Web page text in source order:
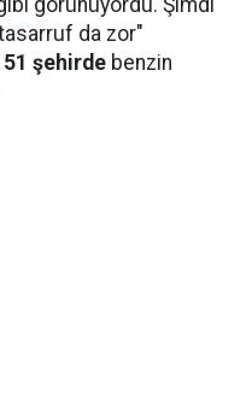
da zor"
51 şehirde benzin